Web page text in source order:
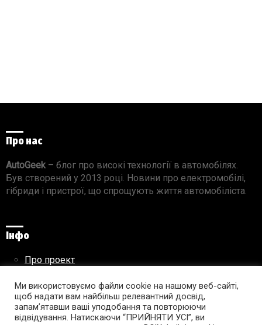
Про нас
AutoGeek– блог про високі технології в автомобілях.
Був створений у 2013 році. Новини про електромобілі,
гібриди і пристрої, що спрощують життя автомобіліста.
Інфо
Про проект
Правила використання матеріалів
Ми використовуємо файли cookie на нашому веб-сайті,
щоб надати вам найбільш релевантний досвід,
запам’ятавши ваші уподобання та повторюючи
відвідування. Натискаючи “ПРИЙНЯТИ УСІ”, ви